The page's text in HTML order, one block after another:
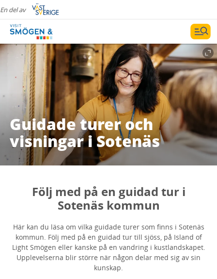
En del av
Guidade turer och
visningar i Sotenäs
Följ med på en guidad tur i
Sotenäs kommun
Här kan du läsa om vilka guidade turer som finns i Sotenäs
kommun. Följ med på en guidad tur till sjöss, på Island of
Light Smögen eller kanske på en vandring i kustlandskapet.
Upplevelserna blir större när någon delar med sig av sin
kunskap.